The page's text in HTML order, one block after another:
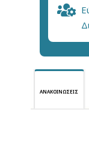
ΑΝΑΚΟΙΝΏΣΕΙΣ